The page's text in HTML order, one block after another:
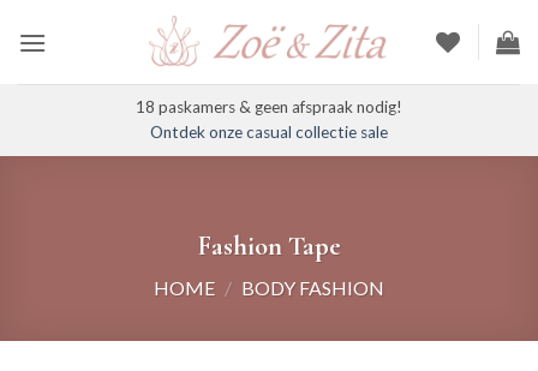
naar
18 paskamers & geen afspraak nodig!
Ontdek onze casual collectie sale
Fashion Tape
HOME / BODY FASHION